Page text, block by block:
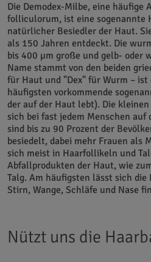
Die Demodex-Milbe, eine häufige
folliculorum, ist eine sogenannte
natürlicher Besiedler der Haut.
als 150 Jahren entdeckt. Die
bis 400 µm große und gelb- oder
Name stammt von den beiden
für Haut und "Dex" für Wurm – ist
häufigsten vorkommende
der auf der Haut lebt). Die
sich bei fast jedem Menschen
sind bis zu 90 Prozent der
besiedelt, dabei mehr Frauen als
sich meist in Haarfollikeln und
Abfallprodukten der Haut, wie
Talg. Am häufigsten lässt sich die
Stirn, Wange, Schläfe und Nase
Nützt uns die